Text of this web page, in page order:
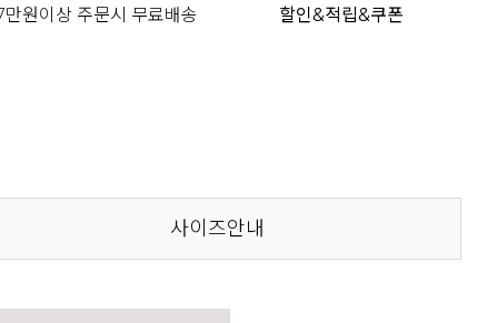
만원이상 주문시 무료배송
할인&적립&쿠폰
사이즈안내